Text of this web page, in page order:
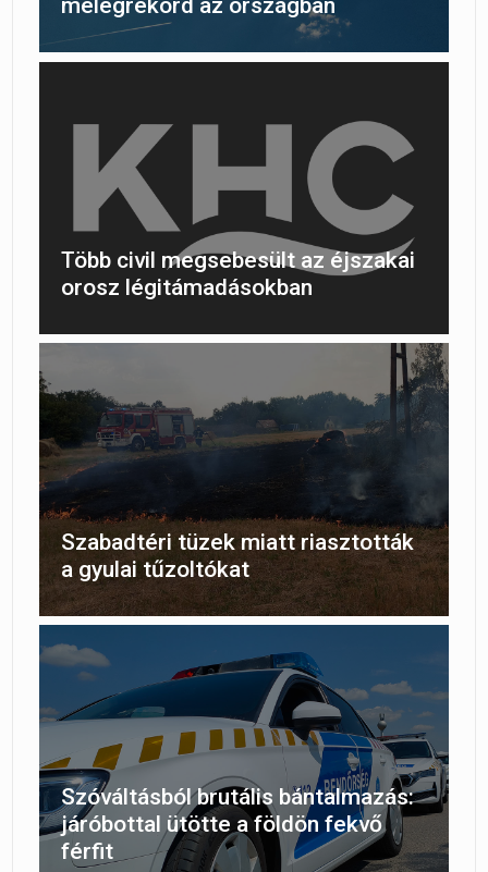
melegrekord az országban
Több civil megsebesült az éjszakai
orosz légitámadásokban
Szabadtéri tüzek miatt riasztották
a gyulai tűzoltókat
Szóváltásból brutális bántalmazás:
járóbottal ütötte a földön fekvő
férfit